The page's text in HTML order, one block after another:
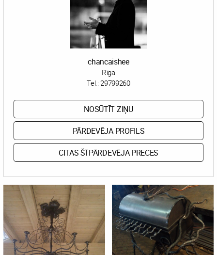
chancaishee
Rīga
Tel.:29799260
NOSŪTĪT ZIŅU
PĀRDEVĒJA PROFILS
CITAS ŠĪ PĀRDEVĒJA PRECES